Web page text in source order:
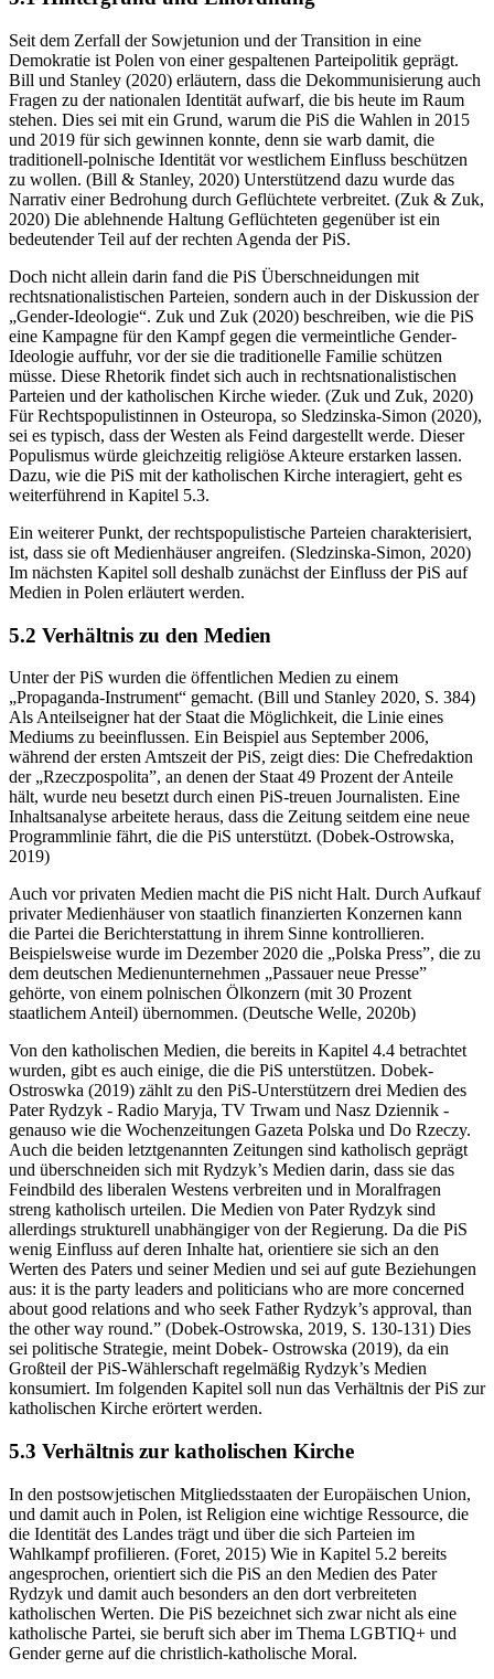
Seit dem Zerfall der Sowjetunion und der Transition in eine
Demokratie ist Polen von einer gespaltenen Parteipolitik geprägt.
Bill und Stanley (2020) erläutern, dass die Dekommunisierung auch
Fragen zu der nationalen Identität aufwarf, die bis heute im Raum
stehen. Dies sei mit ein Grund, warum die PiS die Wahlen in 2015
und 2019 für sich gewinnen konnte, denn sie warb damit, die
traditionell-polnische Identität vor westlichem Einfluss beschützen
zu wollen. (Bill & Stanley, 2020) Unterstützend dazu wurde das
Narrativ einer Bedrohung durch Geflüchtete verbreitet. (Zuk & Zuk,
2020) Die ablehnende Haltung Geflüchteten gegenüber ist ein
bedeutender Teil auf der rechten Agenda der PiS.
Doch nicht allein darin fand die PiS Überschneidungen mit
rechtsnationalistischen Parteien, sondern auch in der Diskussion der
„Gender-Ideologie“. Zuk und Zuk (2020) beschreiben, wie die PiS
eine Kampagne für den Kampf gegen die vermeintliche Gender­
Ideologie auffuhr, vor der sie die traditionelle Familie schützen
müsse. Diese Rhetorik findet sich auch in rechtsnationalistischen
Parteien und der katholischen Kirche wieder. (Zuk und Zuk, 2020)
Für Rechtspopulistinnen in Osteuropa, so Sledzinska-Simon (2020),
sei es typisch, dass der Westen als Feind dargestellt werde. Dieser
Populismus würde gleichzeitig religiöse Akteure erstarken lassen.
Dazu, wie die PiS mit der katholischen Kirche interagiert, geht es
weiterführend in Kapitel 5.3.
Ein weiterer Punkt, der rechtspopulistische Parteien charakterisiert,
ist, dass sie oft Medienhäuser angreifen. (Sledzinska-Simon, 2020)
Im nächsten Kapitel soll deshalb zunächst der Einfluss der PiS auf
Medien in Polen erläutert werden.
5.2 Verhältnis zu den Medien
Unter der PiS wurden die öffentlichen Medien zu einem
„Propaganda-Instrument“ gemacht. (Bill und Stanley 2020, S. 384)
Als Anteilseigner hat der Staat die Möglichkeit, die Linie eines
Mediums zu beeinflussen. Ein Beispiel aus September 2006,
während der ersten Amtszeit der PiS, zeigt dies: Die Chefredaktion
der „Rzeczpospolita”, an denen der Staat 49 Prozent der Anteile
hält, wurde neu besetzt durch einen PiS-treuen Journalisten. Eine
Inhaltsanalyse arbeitete heraus, dass die Zeitung seitdem eine neue
Programmlinie fährt, die die PiS unterstützt. (Dobek-Ostrowska,
2019)
Auch vor privaten Medien macht die PiS nicht Halt. Durch Aufkauf
privater Medienhäuser von staatlich finanzierten Konzernen kann
die Partei die Berichterstattung in ihrem Sinne kontrollieren.
Beispielsweise wurde im Dezember 2020 die „Polska Press”, die zu
dem deutschen Medienunternehmen „Passauer neue Presse”
gehörte, von einem polnischen Ölkonzern (mit 30 Prozent
staatlichem Anteil) übernommen. (Deutsche Welle, 2020b)
Von den katholischen Medien, die bereits in Kapitel 4.4 betrachtet
wurden, gibt es auch einige, die die PiS unterstützen. Dobek-
Ostroswka (2019) zählt zu den PiS-Unterstützern drei Medien des
Pater Rydzyk - Radio Maryja, TV Trwam und Nasz Dziennik -
genauso wie die Wochenzeitungen Gazeta Polska und Do Rzeczy.
Auch die beiden letztgenannten Zeitungen sind katholisch geprägt
und überschneiden sich mit Rydzyk’s Medien darin, dass sie das
Feindbild des liberalen Westens verbreiten und in Moralfragen
streng katholisch urteilen. Die Medien von Pater Rydzyk sind
allerdings strukturell unabhängiger von der Regierung. Da die PiS
wenig Einfluss auf deren Inhalte hat, orientiere sie sich an den
Werten des Paters und seiner Medien und sei auf gute Beziehungen
aus: it is the party leaders and politicians who are more concerned
about good relations and who seek Father Rydzyk’s approval, than
the other way round.” (Dobek-Ostrowska, 2019, S. 130-131) Dies
sei politische Strategie, meint Dobek- Ostrowska (2019), da ein
Großteil der PiS-Wählerschaft regelmäßig Rydzyk’s Medien
konsumiert. Im folgenden Kapitel soll nun das Verhältnis der PiS zur
katholischen Kirche erörtert werden.
5.3 Verhältnis zur katholischen Kirche
In den postsowjetischen Mitgliedsstaaten der Europäischen Union,
und damit auch in Polen, ist Religion eine wichtige Ressource, die
die Identität des Landes trägt und über die sich Parteien im
Wahlkampf profilieren. (Foret, 2015) Wie in Kapitel 5.2 bereits
angesprochen, orientiert sich die PiS an den Medien des Pater
Rydzyk und damit auch besonders an den dort verbreiteten
katholischen Werten. Die PiS bezeichnet sich zwar nicht als eine
katholische Partei, sie beruft sich aber im Thema LGBTIQ+ und
Gender gerne auf die christlich-katholische Moral.